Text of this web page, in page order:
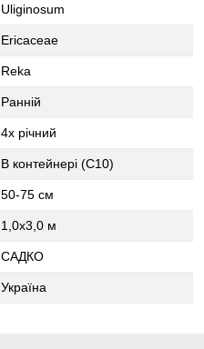
Uliginosum
Ericaceae
Reka
Ранній
4х річний
В контейнері (С10)
50-75 см
1,0х3,0 м
САДКО
Україна